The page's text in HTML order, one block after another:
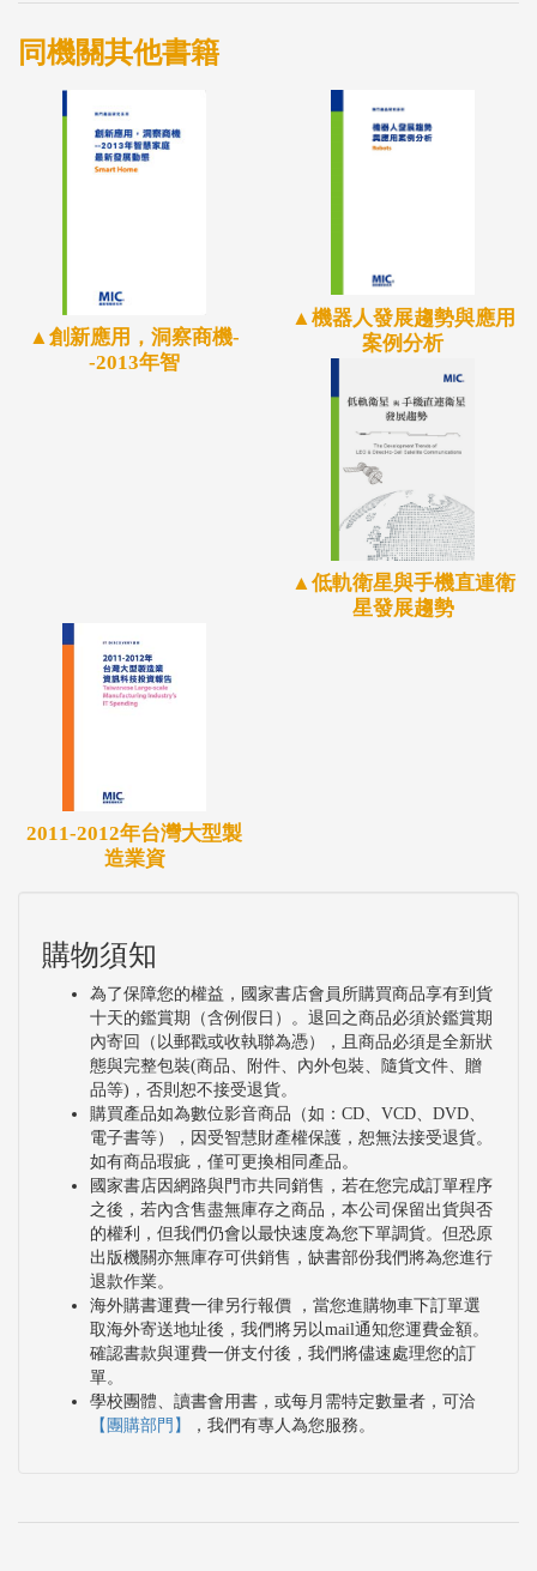
不持續投入醫療支出，導致財務赤字表現。即使疫情
結束，經濟復甦模型也有待商榷。
目前，受到疫情影響的發達經濟體，例如澳洲、法
國、德國、義大利、日本、西班牙、英國和美國等皆
提供或宣布將對受到嚴重影響的部門和工人提供直接
或間接的財務支援。上述各項財政刺激方案確實能夠
防止企業與消費者信心下滑，進而避免全球經濟陷入
疫情的關鍵點在於各國的合作，例如提供醫療體系薄
弱的國家各種援助，藉此避免疫情捲土重來。雖然各
國的經濟活動已進入成熟的全球化階段，疫情將導致
人流急速停滯，進而衍生出許多經濟衝擊，即使針對
疫苗或藥物開發樂觀，未來或將面臨與過往不同的經
濟交流模式，同時此舉將帶來更多資訊產業的挑戰與
機會。
由於各國皆已積極處理疫情，假設樂觀預期疫情在
增長5.8%。
台灣疫情相對其他國家控管得宜，然而國際機構IMF
下修台灣2020年經濟成長率至-4%，2021年則可望回
政府計畫紓困從600億元增加至1,500億元，但紓困方
案對經濟復甦幫助力道可能不強，疫情的影響還是高
於紓困方案所帶來的功效。第二，台灣與中國大陸及
美國經濟連動很深，由於IMF預估美國2020年經濟成
長-5.9%，中國大陸也下修到1.2%，因此進而影響台
灣表現。第三，IMF主要預估疫情短期內將無好轉趨
勢，即使疫苗與相關藥品上市也對經濟助益有限。相
較於2008金融危機後的經濟反彈，2021的復甦幅度將
較為緩慢。因此悲觀看待台灣今年的經濟成長率。
另一方面，台灣主計總處預估台灣的經濟成長率由2
月的2.72%下修為2.37%，3月下旬再調為1.8%。此
外，據中華經濟研究院的估計，樂觀情況下台灣的經
濟長率為1%；然而在悲觀的情況下，台灣的經濟成
長率為-2.5%。對於各機構預測台灣經濟的共識，都
同機關其他書籍
▲創新應用，洞察商機-
-2013年智
▲機器人發展趨勢與應用
案例分析
▲低軌衛星與手機直連衛
星發展趨勢
2011-2012年台灣大型製
造業資
購物須知
為了保障您的權益，國家書店會員所購買商品享有到貨
十天的鑑賞期（含例假日）。退回之商品必須於鑑賞期
內寄回（以郵戳或收執聯為憑），且商品必須是全新狀
態與完整包裝(商品、附件、內外包裝、隨貨文件、贈
品等)，否則恕不接受退貨。
購買產品如為數位影音商品（如：CD、VCD、DVD、
電子書等），因受智慧財產權保護，恕無法接受退貨。
如有商品瑕疵，僅可更換相同產品。
國家書店因網路與門市共同銷售，若在您完成訂單程序
之後，若內含售盡無庫存之商品，本公司保留出貨與否
的權利，但我們仍會以最快速度為您下單調貨。但恐原
出版機關亦無庫存可供銷售，缺書部份我們將為您進行
退款作業。
海外購書運費一律另行報價 ，當您進購物車下訂單選
取海外寄送地址後，我們將另以mail通知您運費金額。
確認書款與運費一併支付後，我們將儘速處理您的訂
單。
學校團體、讀書會用書，或每月需特定數量者，可洽
【團購部門】
，我們有專人為您服務。